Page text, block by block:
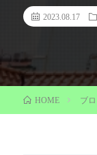
2023.08.17
HOME ブ